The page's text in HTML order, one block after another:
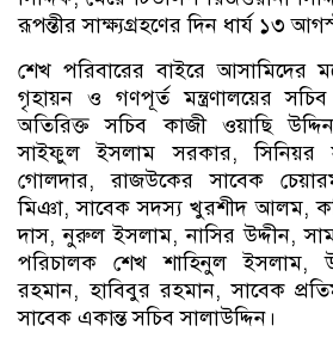
রূপন্তীর সাক্ষ্যগ্রহণের দিন ধার্য ১৩
শেখ পরিবারের বাইরে আসামিদের
গৃহায়ন ও গণপূর্ত মন্ত্রণালয়ের
অতিরিক্ত সচিব কাজী ওয়াছি
সাইফুল ইসলাম সরকার, সিনিয়র
গোলদার, রাজউকের সাবেক
মিঞা, সাবেক সদস্য খুরশীদ আলম,
দাস, নুরুল ইসলাম, নাসির উদ্দীন,
পরিচালক শেখ শাহিনুল ইসলাম,
রহমান, হাবিবুর রহমান, সাবেক
সাবেক একান্ত সচিব সালাউদ্দিন।